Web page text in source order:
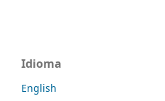
Idioma
English